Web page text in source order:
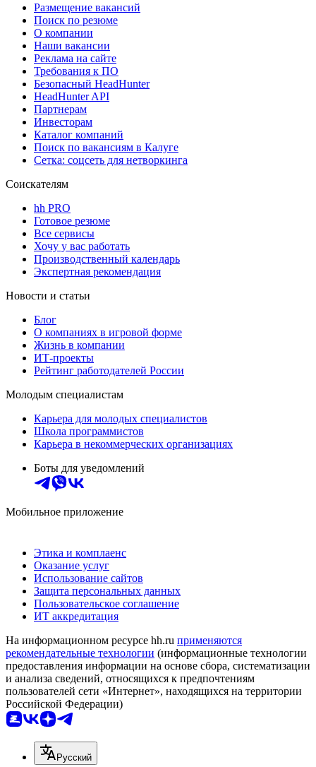
Размещение вакансий
Поиск по резюме
О компании
Наши вакансии
Реклама на сайте
Требования к ПО
Безопасный HeadHunter
HeadHunter API
Партнерам
Инвесторам
Каталог компаний
Поиск по вакансиям в Калуге
Сетка: соцсеть для нетворкинга
Соискателям
hh PRO
Готовое резюме
Все сервисы
Хочу у вас работать
Производственный календарь
Экспертная рекомендация
Новости и статьи
Блог
О компаниях в игровой форме
Жизнь в компании
ИТ-проекты
Рейтинг работодателей России
Молодым специалистам
Карьера для молодых специалистов
Школа программистов
Карьера в некоммерческих организациях
Боты для уведомлений
Мобильное приложение
Этика и комплаенс
Оказание услуг
Использование сайтов
Защита персональных данных
Пользовательское соглашение
ИТ аккредитация
На информационном ресурсе hh.ru применяются
рекомендательные технологии (информационные технологии
предоставления информации на основе сбора, систематизации
и анализа сведений, относящихся к предпочтениям
пользователей сети «Интернет», находящихся на территории
Российской Федерации)
Русский